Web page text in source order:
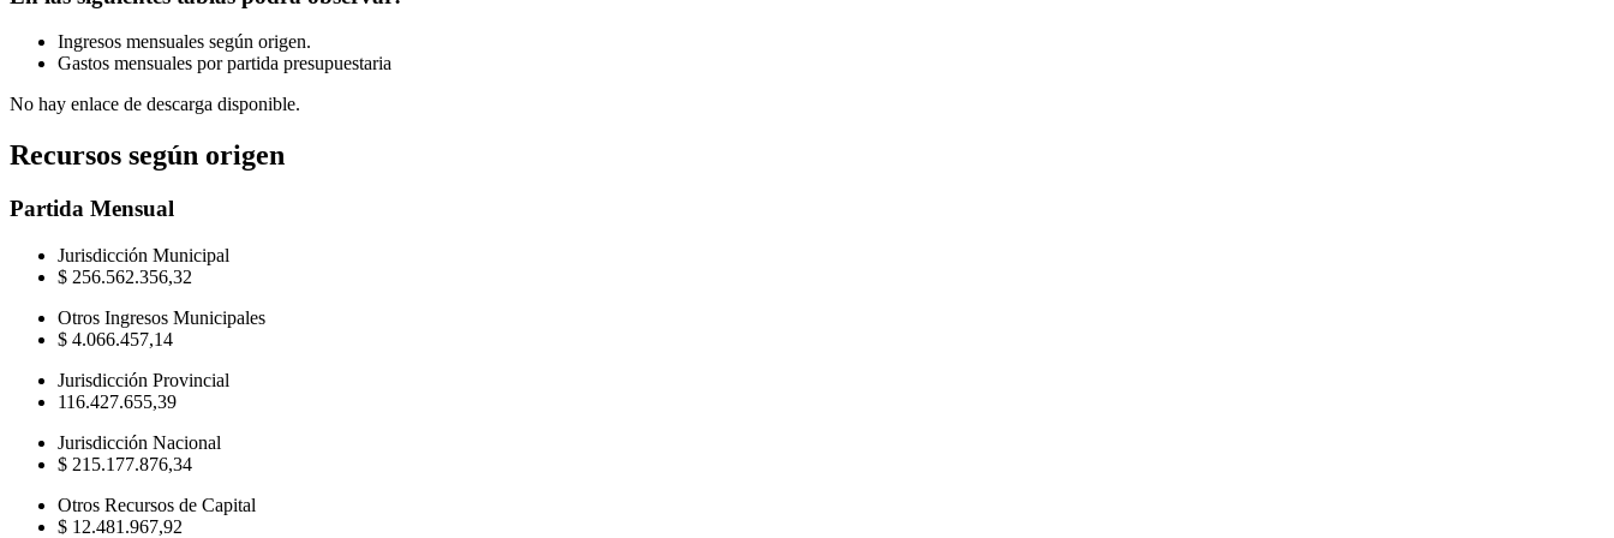
Ingresos mensuales según origen.
Gastos mensuales por partida presupuestaria
No hay enlace de descarga disponible.
Recursos según origen
Partida Mensual
Jurisdicción Municipal
$ 256.562.356,32
Otros Ingresos Municipales
$ 4.066.457,14
Jurisdicción Provincial
116.427.655,39
Jurisdicción Nacional
$ 215.177.876,34
Otros Recursos de Capital
$ 12.481.967,92